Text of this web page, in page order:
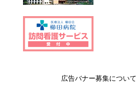
広告バナー募集について